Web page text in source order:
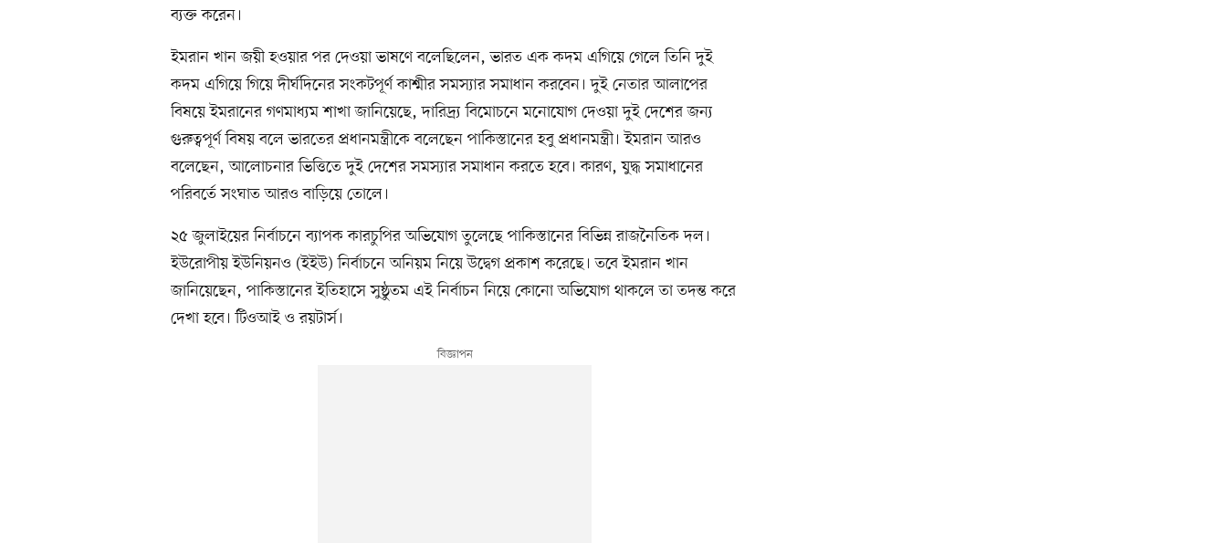
ব্যক্ত করেন।
ইমরান খান জয়ী হওয়ার পর দেওয়া ভাষণে বলেছিলেন, ভারত এক কদম এগিয়ে গেলে তিনি দুই
কদম এগিয়ে গিয়ে দীর্ঘদিনের সংকটপূর্ণ কাশ্মীর সমস্যার সমাধান করবেন। দুই নেতার আলাপের
বিষয়ে ইমরানের গণমাধ্যম শাখা জানিয়েছে, দারিদ্র্য বিমোচনে মনোযোগ দেওয়া দুই দেশের জন্য
গুরুত্বপূর্ণ বিষয় বলে ভারতের প্রধানমন্ত্রীকে বলেছেন পাকিস্তানের হবু প্রধানমন্ত্রী। ইমরান আরও
বলেছেন, আলোচনার ভিত্তিতে দুই দেশের সমস্যার সমাধান করতে হবে। কারণ, যুদ্ধ সমাধানের
পরিবর্তে সংঘাত আরও বাড়িয়ে তোলে।
২৫ জুলাইয়ের নির্বাচনে ব্যাপক কারচুপির অভিযোগ তুলেছে পাকিস্তানের বিভিন্ন রাজনৈতিক দল।
ইউরোপীয় ইউনিয়নও (ইইউ) নির্বাচনে অনিয়ম নিয়ে উদ্বেগ প্রকাশ করেছে। তবে ইমরান খান
জানিয়েছেন, পাকিস্তানের ইতিহাসে সুষ্ঠুতম এই নির্বাচন নিয়ে কোনো অভিযোগ থাকলে তা তদন্ত করে
দেখা হবে। টিওআই ও রয়টার্স।